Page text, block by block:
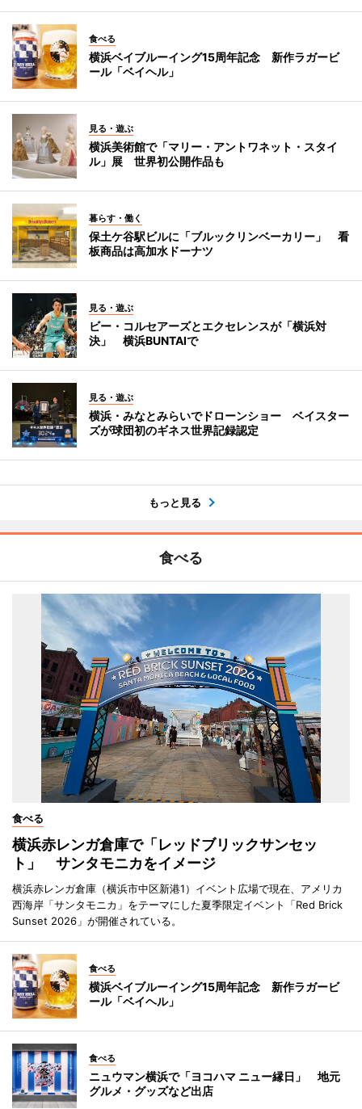
食べる
横浜ベイブルーイング15周年記念 新作ラガービ
ール「ベイヘル」
見る・遊ぶ
横浜美術館で「マリー・アントワネット・スタイ
ル」展 世界初公開作品も
暮らす・働く
保土ケ谷駅ビルに「ブルックリンベーカリー」 看
板商品は高加水ドーナツ
見る・遊ぶ
ビー・コルセアーズとエクセレンスが「横浜対
決」 横浜BUNTAIで
見る・遊ぶ
横浜・みなとみらいでドローンショー ベイスター
ズが球団初のギネス世界記録認定
もっと見る
食べる
食べる
横浜赤レンガ倉庫で「レッドブリックサンセッ
ト」 サンタモニカをイメージ
横浜赤レンガ倉庫（横浜市中区新港1）イベント広場で現在、アメリカ
西海岸「サンタモニカ」をテーマにした夏季限定イベント「Red Brick
Sunset 2026」が開催されている。
食べる
横浜ベイブルーイング15周年記念 新作ラガービ
ール「ベイヘル」
食べる
ニュウマン横浜で「ヨコハマ ニュー縁日」 地元
グルメ・グッズなど出店